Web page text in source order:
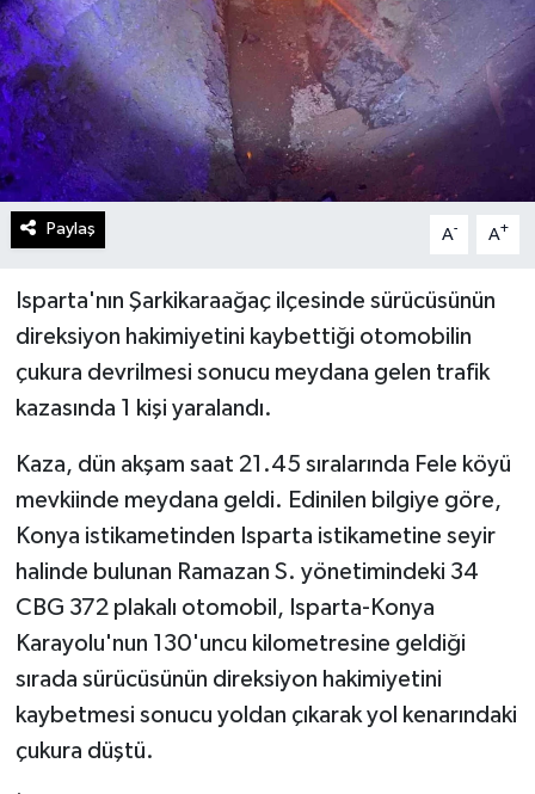
Paylaş A- A+
Isparta'nın Şarkikaraağaç ilçesinde sürücüsünün
direksiyon hakimiyetini kaybettiği otomobilin
çukura devrilmesi sonucu meydana gelen trafik
kazasında 1 kişi yaralandı.
Kaza, dün akşam saat 21.45 sıralarında Fele köyü
mevkiinde meydana geldi. Edinilen bilgiye göre,
Konya istikametinden Isparta istikametine seyir
halinde bulunan Ramazan S. yönetimindeki 34
CBG 372 plakalı otomobil, Isparta-Konya
Karayolu'nun 130'uncu kilometresine geldiği
sırada sürücüsünün direksiyon hakimiyetini
kaybetmesi sonucu yoldan çıkarak yol kenarındaki
çukura düştü.